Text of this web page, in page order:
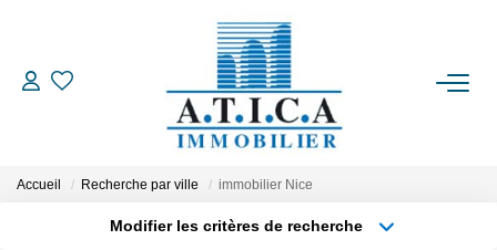
ACCUEIL
VENTES
Accueil Recherche par ville immobilier Nice
Modifier les critères de recherche